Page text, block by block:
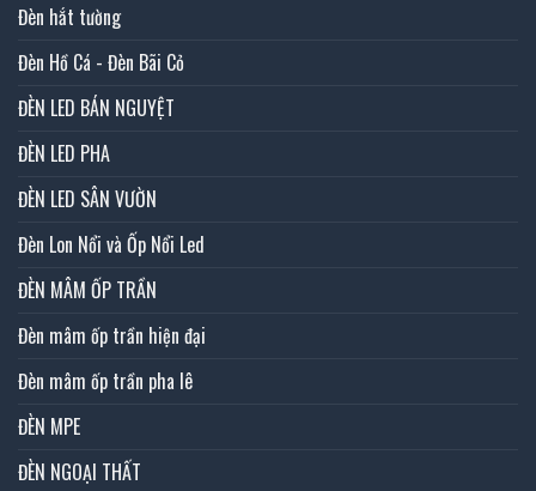
Đèn hắt tường
Đèn Hồ Cá - Đèn Bãi Cỏ
ĐÈN LED BÁN NGUYỆT
ĐÈN LED PHA
ĐÈN LED SÂN VƯỜN
Đèn Lon Nổi và Ốp Nổi Led
ĐÈN MÂM ỐP TRẦN
Đèn mâm ốp trần hiện đại
Đèn mâm ốp trần pha lê
ĐÈN MPE
ĐÈN NGOẠI THẤT